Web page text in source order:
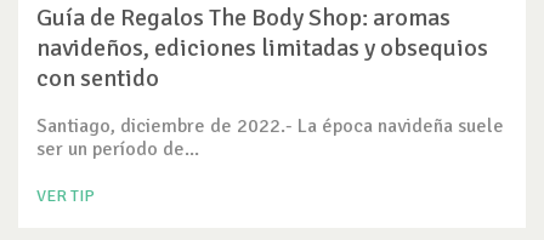
Guía de Regalos The Body Shop: aromas
navideños, ediciones limitadas y obsequios
con sentido
Santiago, diciembre de 2022.- La época navideña suele
ser un período de...
VER TIP